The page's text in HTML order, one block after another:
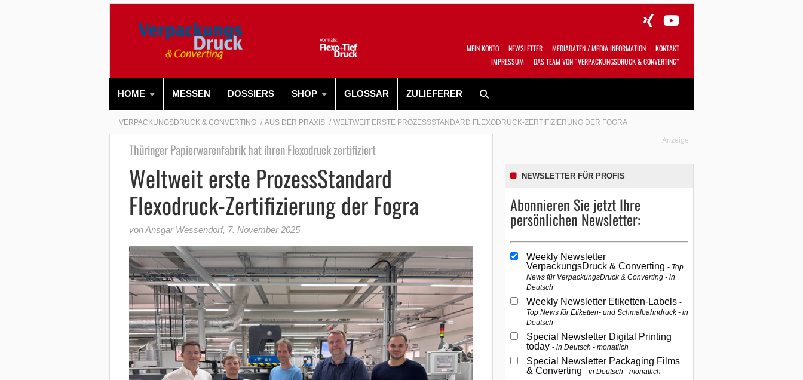
MEIN KONTO NEWSLETTER MEDIADATEN / MEDIA INFORMATION
KONTAKT
IMPRESSUM
DAS TEAM VON “VERPACKUNGSDRUCK & CONVERTING”
HOME MESSEN DOSSIERS SHOP GLOSSAR ZULIEFERER
VERPACKUNGSDRUCK & CONVERTING AUS DER PRAXIS WELTWEIT ERSTE PROZESSSTANDARD FLEXODRUCK-ZERTIFIZIERUNG DER FOGRA
Thüringer Papierwarenfabrik hat ihren Flexodruck zertifiziert
Weltweit erste ProzessStandard
Flexodruck-Zertifizierung der Fogra
von Ansgar Wessendorf, 7. November 2025
Anzeige
NEWSLETTER FÜR PROFIS
Abonnieren Sie jetzt Ihre
persönlichen Newsletter:
Weekly Newsletter
VerpackungsDruck & Converting Top
News für VerpackungsDruck & Converting - in
Deutsch
Weekly Newsletter Etiketten-Labels
Top News für Etiketten- und Schmalbahndruck - in
Deutsch
Special Newsletter Digital Printing
today in Deutsch - monatlich
Special Newsletter Packaging Films
& Converting in Deutsch - monatlich